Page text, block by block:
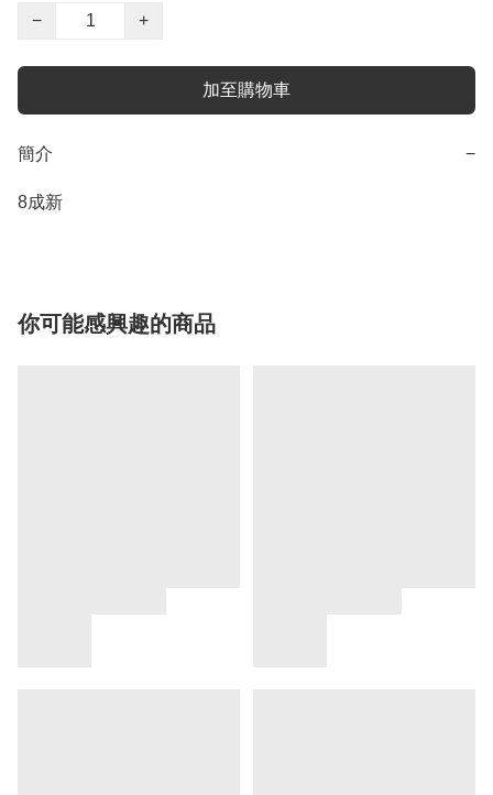
−
+
加至購物車
簡介 −
8成新
你可能感興趣的商品